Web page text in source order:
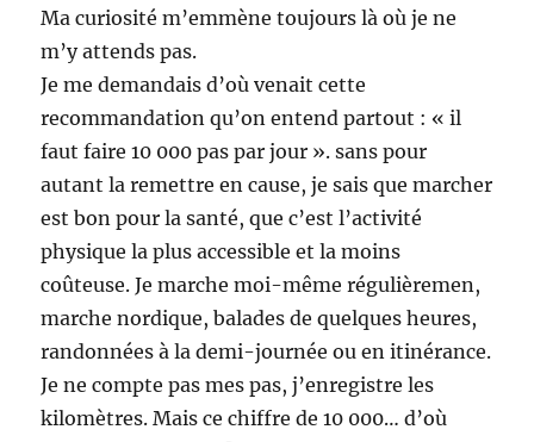
Ma curiosité m’emmène toujours là où je ne
m’y attends pas.
Je me demandais d’où venait cette
recommandation qu’on entend partout : « il
faut faire 10 000 pas par jour ». sans pour
autant la remettre en cause, je sais que marcher
est bon pour la santé, que c’est l’activité
physique la plus accessible et la moins
coûteuse. Je marche moi-même régulièremen,
marche nordique, balades de quelques heures,
randonnées à la demi-journée ou en itinérance.
Je ne compte pas mes pas, j’enregistre les
kilomètres. Mais ce chiffre de 10 000… d’où